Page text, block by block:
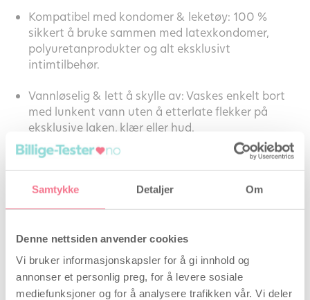
Samtykke Detaljer Om
Denne nettsiden anvender cookies
Vi bruker informasjonskapsler for å gi innhold og
annonser et personlig preg, for å levere sosiale
mediefunksjoner og for å analysere trafikken vår. Vi deler
Kompatibel med kondomer & leketøy: 100 %
sikkert å bruke sammen med latexkondomer,
polyuretanprodukter og alt eksklusivt
intimtilbehør.
Vannløselig & lett å skylle av: Vaskes enkelt bort
med lunkent vann uten å etterlate flekker på
eksklusive laken, klær eller hud.
Sertifisert medisinteknisk sikkerhet: Produsert
under strenge europeiske standarder (ISO
13485:2016 og GMP) for høyeste trygghet på det
skandinaviske markedet.
Bruksanvisning: Påfør ønsket mengde gel direkte på
intimområdet or utenpå kondomen før eller under
samleie. Gjenta påføringen etter behov for å
opprettholde en optimal og friksjonsfri glideeffekt.